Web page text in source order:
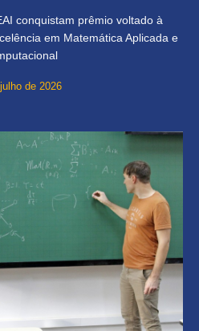
conquistam prêmio voltado à
em Matemática Aplicada e
de 2026